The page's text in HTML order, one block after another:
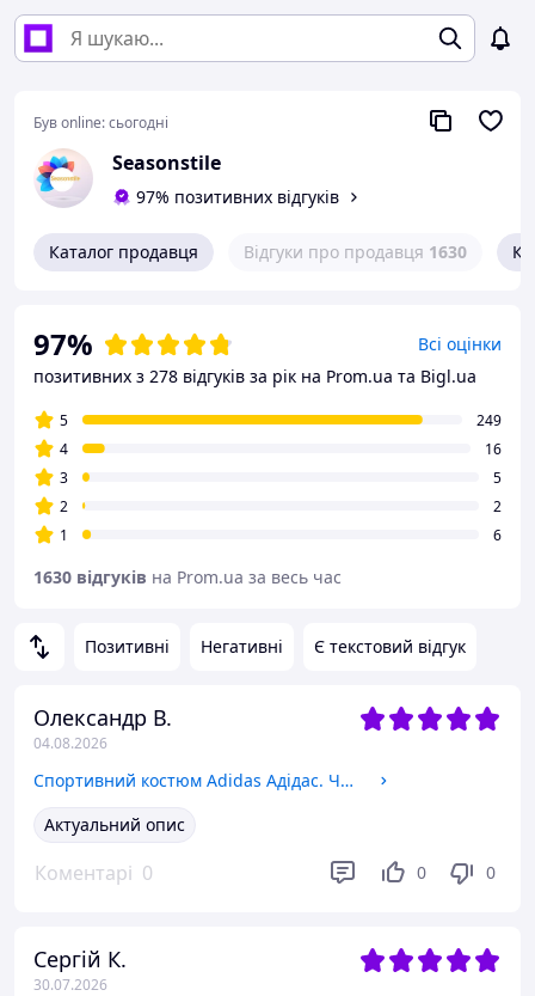
Був online:сьогодні
Seasonstile
97% позитивних відгуків
Каталог продавця Відгуки про продавця 1630
Позитивні Негативні Є текстовий відгук
Олександр В.
04.08.2026
Спортивний костюм Adidas Адідас. Чоловічий спортивний костюм Adidas весна. Спортивний костюм Adidas Чорний, 48
Актуальний опис
Коментарі 0 0 0
Сергій К.
30.07.2026
97%
Всі оцінки
позитивних з 278 відгуків за рік на Prom.ua та Bigl.ua
5
249
4
16
3
5
2
2
1
6
1630 відгуків на Prom.ua за весь час